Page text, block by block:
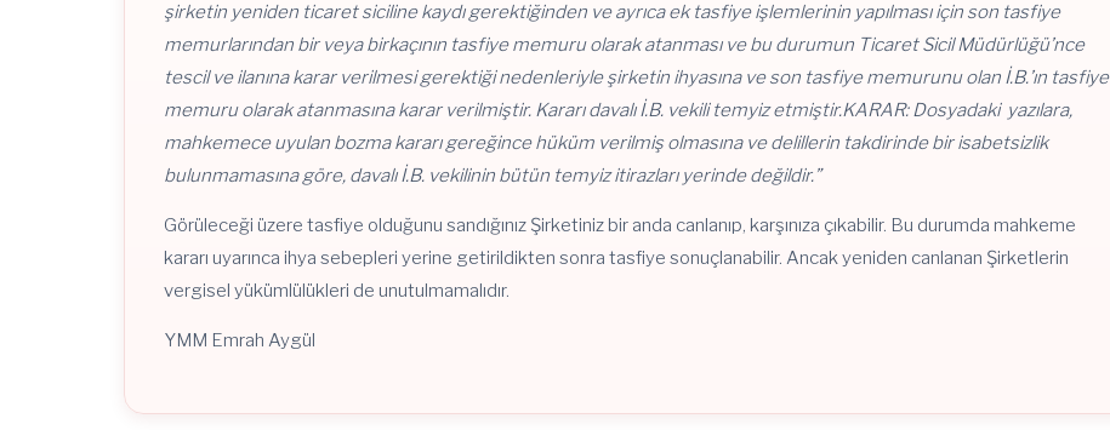
şirketin yeniden ticaret siciline kaydı gerektiğinden ve ayrıca ek tasfiye işlemlerinin yapılması için son tasfiye
memurlarından bir veya birkaçının tasfiye memuru olarak atanması ve bu durumun Ticaret Sicil Müdürlüğü’nce
tescil ve ilanına karar verilmesi gerektiği nedenleriyle şirketin ihyasına ve son tasfiye memurunu olan İ.B.’ın tasfiye
memuru olarak atanmasına karar verilmiştir. Kararı davalı İ.B. vekili temyiz etmiştir.KARAR: Dosyadaki yazılara,
mahkemece uyulan bozma kararı gereğince hüküm verilmiş olmasına ve delillerin takdirinde bir isabetsizlik
bulunmamasına göre, davalı İ.B. vekilinin bütün temyiz itirazları yerinde değildir.”
Görüleceği üzere tasfiye olduğunu sandığınız Şirketiniz bir anda canlanıp, karşınıza çıkabilir. Bu durumda mahkeme
kararı uyarınca ihya sebepleri yerine getirildikten sonra tasfiye sonuçlanabilir. Ancak yeniden canlanan Şirketlerin
vergisel yükümlülükleri de unutulmamalıdır.
YMM Emrah Aygül